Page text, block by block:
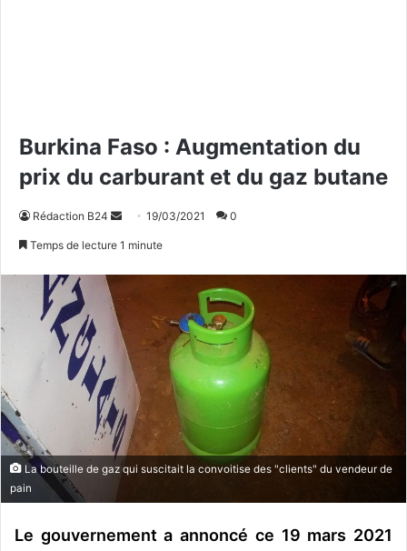
Burkina Faso : Augmentation du
prix du carburant et du gaz butane
Rédaction B24
r
c
o
u
r
e
19/03/2021 0
Temps de lecture 1 minute
La bouteille de gaz qui suscitait la convoitise des "clients" du vendeur de
pain
Le gouvernement a annoncé ce 19 mars 2021